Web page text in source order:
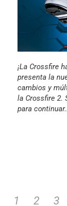
¡La Crossfire
presenta la
cambios y
la Crossfire 2.
para
1 2 3